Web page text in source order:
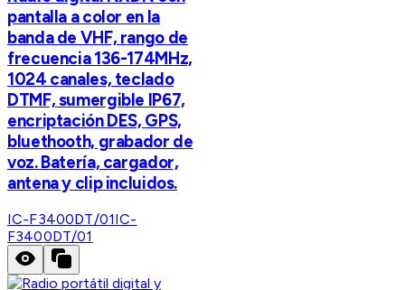
pantalla a color en la
banda de VHF, rango de
frecuencia 136-174MHz,
1024 canales, teclado
DTMF, sumergible IP67,
encriptación DES, GPS,
bluethooth, grabador de
voz. Batería, cargador,
antena y clip incluidos.
IC-F3400DT/01IC-
F3400DT/01